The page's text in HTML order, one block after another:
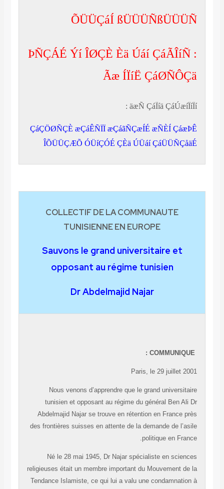
ÕÜÜÇáÍ ßÜÜÜÑßÜÜÜÑ
: ÞÑÇÁÉ Ýí ÎØÇÈ Èä Úáí ÇáÃÎíÑ
Ãæ ÍÏíË ÇáØÑÔÇä
äæÑ ÇáÏíä ÇáÚæíÏíÏí :
ÇáÇÖØÑÇÈ æÇáÊÑÏÏ æÇáãÑÇæÍÉ æÑÈÍ ÇáæÞÊ
ÎÕÜÜÇÆÕ ÓÜíÇÓÉ ÇÈä ÚÜáí ÇáÜÜÑÇåäÉ
COLLECTIF DE LA COMMUNAUTE
TUNISIENNE EN EUROPE
Sauvons le grand universitaire et
opposant au régime tunisien
Dr Abdelmajid Najar
COMMUNIQUE :
Paris, le 29 juillet 2001
Nous venons d’apprendre que le grand universitaire
tunisien et opposant au régime du général Ben Ali Dr
Abdelmajid Najar se trouve en rétention en France près
des frontières suisses en attente de la demande de l’asile
politique en France.
Né le 28 mai 1945, Dr Najar spécialiste en sciences
religieuses était un membre important du Mouvement de la
Tendance Islamiste, ce qui lui a valu une condamnation à